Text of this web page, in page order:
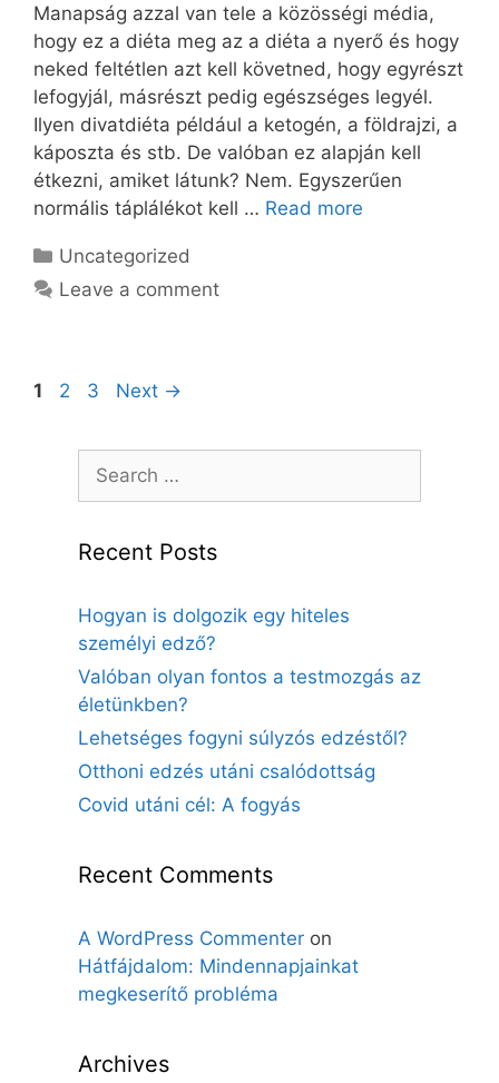
Manapság azzal van tele a közösségi média,
hogy ez a diéta meg az a diéta a nyerő és hogy
neked feltétlen azt kell követned, hogy egyrészt
lefogyjál, másrészt pedig egészséges legyél.
Ilyen divatdiéta például a ketogén, a földrajzi, a
káposzta és stb. De valóban ez alapján kell
étkezni, amiket látunk? Nem. Egyszerűen
normális táplálékot kell … Read more
Categories
Uncategorized
Leave a comment
Page
1 Page
2 Page
3 Next →
for:
Recent Posts
Hogyan is dolgozik egy hiteles
személyi edző?
Valóban olyan fontos a testmozgás az
életünkben?
Lehetséges fogyni súlyzós edzéstől?
Otthoni edzés utáni csalódottság
Covid utáni cél: A fogyás
Recent Comments
A WordPress Commenter on
Hátfájdalom: Mindennapjainkat
megkeserítő probléma
Archives